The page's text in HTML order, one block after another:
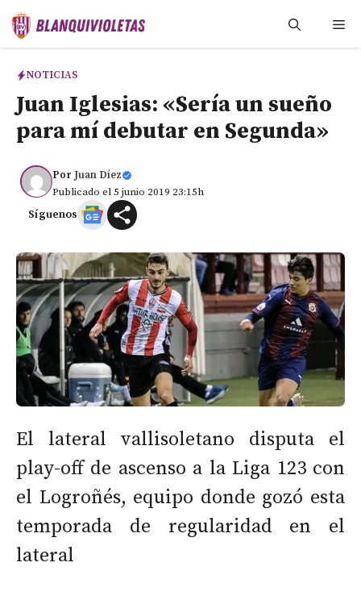
Saltar
NOTICIAS
Juan Iglesias: «Sería un sueño
para mí debutar en Segunda»
Por Juan Díez
Publicado el 5 junio 2019 23:15h
Síguenos
El lateral vallisoletano disputa el
play-off de ascenso a la Liga 123 con
el Logroñés, equipo donde gozó esta
temporada de regularidad en el
lateral